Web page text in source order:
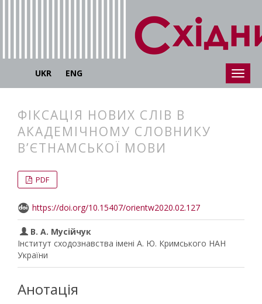
UKR ENG
ФІКСАЦІЯ НОВИХ СЛІВ В
АКАДЕМІЧНОМУ СЛОВНИКУ
В’ЄТНАМСЬКОЇ МОВИ
PDF
https://doi.org/10.15407/orientw2020.02.127
В. А. Мусійчук
Інститут сходознавства імені А. Ю. Кримського НАН
України
Анотація